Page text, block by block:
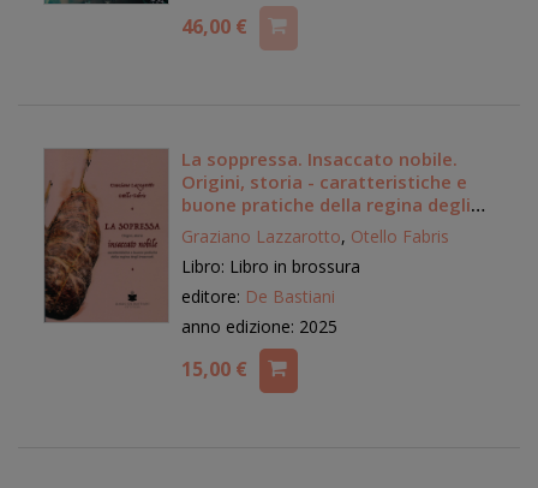
46,00 €
La soppressa. Insaccato nobile.
Origini, storia - caratteristiche e
buone pratiche della regina degli
insaccati
Graziano Lazzarotto, Otello Fabris
Libro: Libro in brossura
editore: De Bastiani
anno edizione: 2025
15,00 €